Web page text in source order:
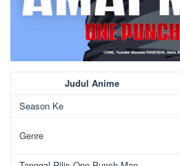
Judul Anime
Season Ke
Genre